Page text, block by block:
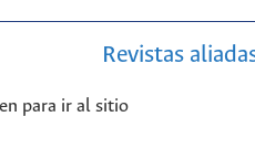
Revistas
para ir al sitio